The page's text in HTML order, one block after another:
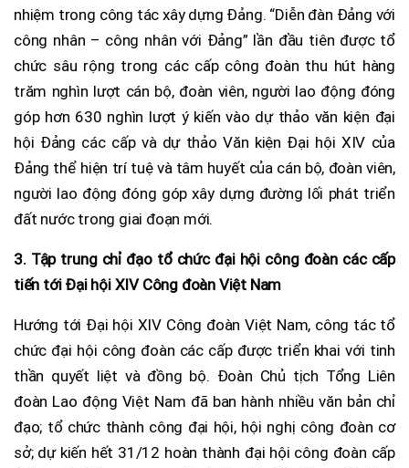
nhiệm trong công tác xây dựng Đảng. “Diễn đàn Đảng với
công nhân – công nhân với Đảng” lần đầu tiên được tổ
chức sâu rộng trong các cấp công đoàn thu hút hàng
trăm nghìn lượt cán bộ, đoàn viên, người lao động đóng
góp hơn 630 nghìn lượt ý kiến vào dự thảo văn kiện đại
hội Đảng các cấp và dự thảo Văn kiện Đại hội XIV của
Đảng thể hiện trí tuệ và tâm huyết của cán bộ, đoàn viên,
người lao động đóng góp xây dựng đường lối phát triển
đất nước trong giai đoạn mới.
3. Tập trung chỉ đạo tổ chức đại hội công đoàn các cấp
tiến tới Đại hội XIV Công đoàn Việt Nam
Hướng tới Đại hội XIV Công đoàn Việt Nam, công tác tổ
chức đại hội công đoàn các cấp được triển khai với tinh
thần quyết liệt và đồng bộ. Đoàn Chủ tịch Tổng Liên
đoàn Lao động Việt Nam đã ban hành nhiều văn bản chỉ
đạo; tổ chức thành công đại hội, hội nghị công đoàn cơ
sở; dự kiến hết 31/12 hoàn thành đại hội công đoàn cấp